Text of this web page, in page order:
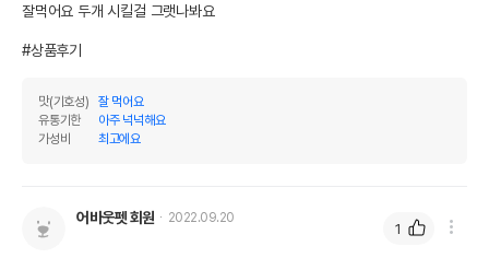
잘먹어요 두개 시킬걸 그랫나봐요
#상품후기
맛(기호성)
잘 먹어요
유통기한
아주 넉넉해요
가성비
최고에요
어바웃펫 회원 2022.09.20
1